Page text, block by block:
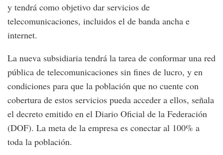
y tendrá como objetivo dar servicios de
telecomunicaciones, incluidos el de banda ancha e
internet.
La nueva subsidiaria tendrá la tarea de conformar una red
pública de telecomunicaciones sin fines de lucro, y en
condiciones para que la población que no cuente con
cobertura de estos servicios pueda acceder a ellos, señala
el decreto emitido en el Diario Oficial de la Federación
(DOF). La meta de la empresa es conectar al 100% a
toda la población.